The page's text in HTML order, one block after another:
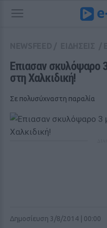
Επιασαν σκυλόψαρο
στη Χαλκιδική!
Σε πολυσύχναστη παραλία
Δημοσίευση 3/8/2014 | 00:00